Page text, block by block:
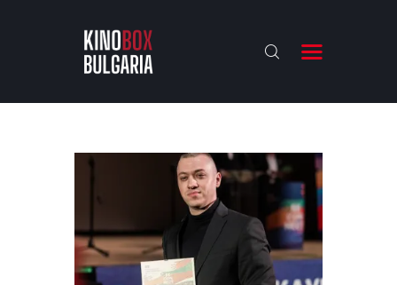
KINOBOX BULGARIA
БАХТИ НАГРАДИТЕ
ИНТЕРВЮТА
ЗА НАС